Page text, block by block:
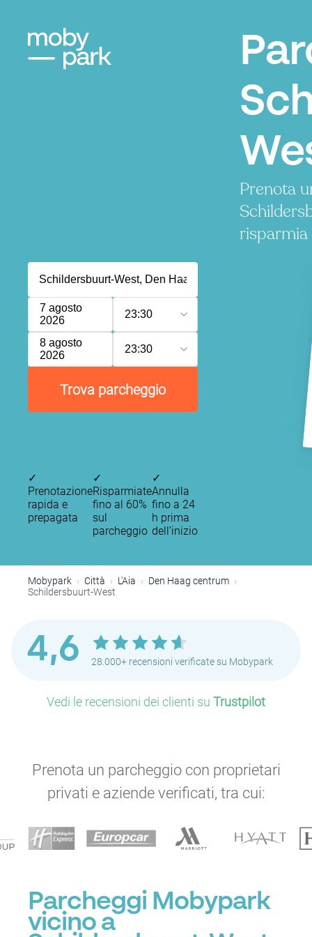
Prenota
risparmia
7 agosto
2026
23:30
8 agosto
2026
23:30
Trova parcheggio
✓
Prenotazione
rapida e
prepagata
✓
Risparmiate
fino al 60%
sul
parcheggio
✓
Annulla
fino a 24
h prima
dell’inizio
Mobypark Città L'Aia
Den Haag centrum
Schildersbuurt-West
4,6 28.000+ recensioni verificate su Mobypark
Vedi le recensioni dei clienti su Trustpilot
Prenota un parcheggio con proprietari
privati e aziende verificati, tra cui:
Parcheggi Mobypark
vicino a
P
P
P